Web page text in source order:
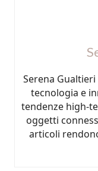
Serena
tecnologia e
tendenze high-
oggetti
articoli